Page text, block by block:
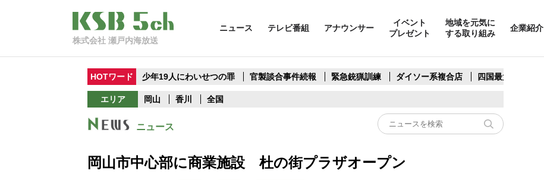
株式会社 瀬戸内海放送
ニュース テレビ番組 アナウンサー
イベント
プレゼント
地域を元気に
する取り組み
企業紹介
HOTワード 少年19人にわいせつの罪 官製談合事件続報 緊急銃猟訓練 ダイソー系複合店 四国最大スリコ
エリア 岡山 香川 全国
ニュース
岡山市中心部に商業施設 杜の街プラザオープン